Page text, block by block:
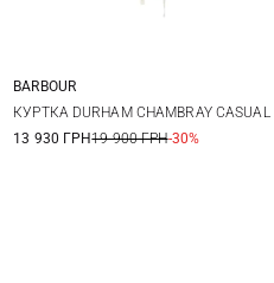
M L XL XXL
BARBOUR
КУРТКА DURHAM CHAMBRAY CASUAL
13 930 ГРН19 900 ГРН-30%